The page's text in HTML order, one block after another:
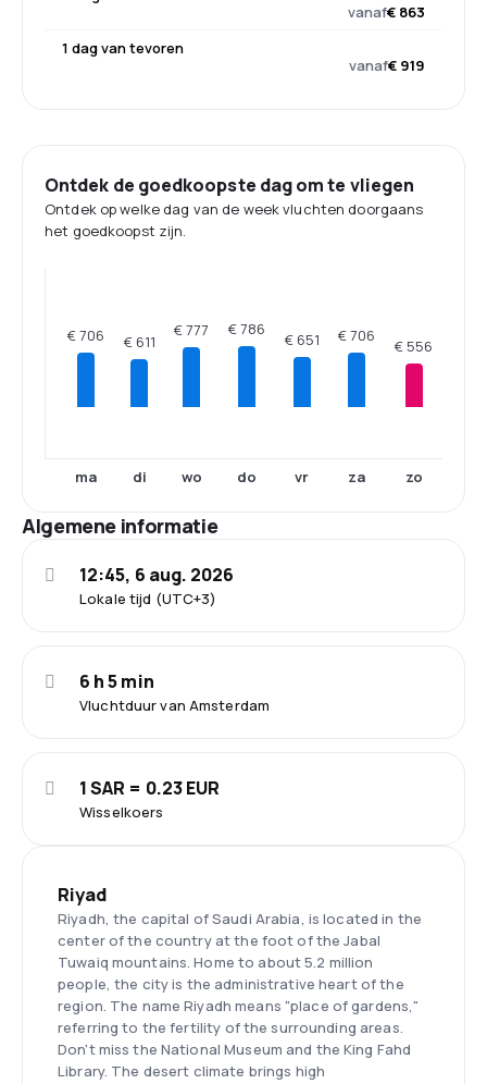
vanaf€ 863
1 dag van tevoren
vanaf€ 919
Ontdek de goedkoopste dag om te vliegen
Ontdek op welke dag van de week vluchten doorgaans
het goedkoopst zijn.
€ 706
ma
€ 611
di
€ 777
wo
€ 786
do
€ 651
vr
€ 706
za
€ 556
zo
Algemene informatie
Lokale tijd (UTC+3)
12:45, 6 aug. 2026
Vluchtduur van Amsterdam
6 h 5 min
Wisselkoers
1 SAR = 0.23 EUR
Riyad
Riyadh, the capital of Saudi Arabia, is located in the
center of the country at the foot of the Jabal
Tuwaiq mountains. Home to about 5.2 million
people, the city is the administrative heart of the
region. The name Riyadh means "place of gardens,"
referring to the fertility of the surrounding areas.
Don't miss the National Museum and the King Fahd
Library. The desert climate brings high